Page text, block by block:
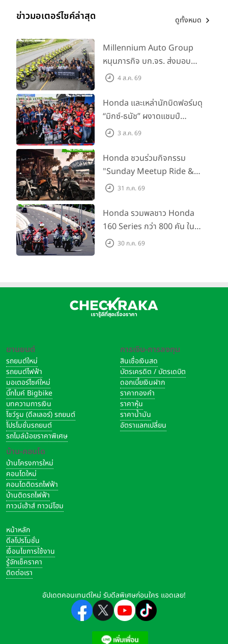
ข่าวมอเตอร์ไซค์ล่าสุด ดูทั้งหมด
Millennium Auto Group
หนุนภารกิจ บก.จร. ส่งมอบ
BMW R 1300 GS และ F 900
พร้อม ยกระดับทักษะการขับขี่
เสริมศักยภาพตำรวจจราจร
4 ส.ค. 69
Honda และเหล่านักบิดฟอร์มดุ
“มิกซ์-ธนัช” ผงาดแชมป์
SS600 2 สนามติด “ข้าวกล้อง”
สนาม 2
3 ส.ค. 69
Honda ชวนร่วมกิจกรรม
"Sunday Meetup Ride &
Soul" จิบกาแฟ พูดคุย แลก
กัน 16 ส.ค. นี้
31 ก.ค. 69
Honda รวมพลชาว Honda
160 Series กว่า 800 คัน ใน
งาน “THE ONE-SIXTI-ER ตัว
30 ก.ค. 69
ยานยนต์
รถยนต์ใหม่
รถยนต์ไฟฟ้า
มอเตอร์ไซค์ใหม่
บิ๊กไบค์ Bigbike
บทความการเงิน
โชว์รูม (ดีลเลอร์) รถยนต์
โปรโมชั่นรถยนต์
รถไมล์น้อยราคาพิเศษ
บ้าน-คอนโด
บ้านโครงการใหม่
คอนโดใหม่
คอนโดติดรถไฟฟ้า
บ้านติดรถไฟฟ้า
ทาวน์เฮ้าส์ ทาวน์โฮม
การเงิน-การลงทุน
สินเชื่อเงินสด
บัตรเครดิต / บัตรเดบิต
ดอกเบี้ยเงินฝาก
ราคาทองคำ
ราคาหุ้น
ราคาน้ำมัน
อัตราแลกเปลี่ยน
หน้าหลัก
ดีลโปรโมชั่น
เงื่อนไขการใช้งาน
รู้จักเช็คราคา
ติดต่อเรา
อัปเดตคอนเทนต์ใหม่ รับดีลพิเศษก่อนใคร แอดเลย!